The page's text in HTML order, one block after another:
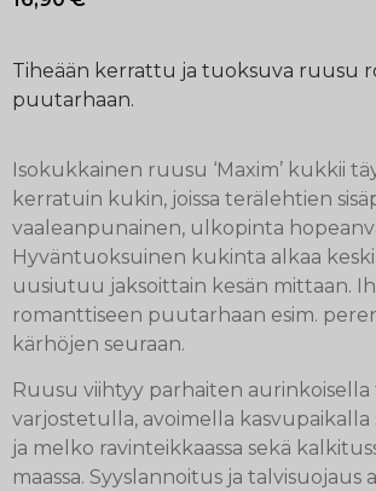
Tiheään kerrattu ja tuoksuva ruusu
puutarhaan.
Isokukkainen ruusu ‘Maxim’ kukkii
kerratuin kukin, joissa terälehtien
vaaleanpunainen, ulkopinta
Hyväntuoksuinen kukinta alkaa
uusiutuu jaksoittain kesän mittaan.
romanttiseen puutarhaan esim.
kärhöjen seuraan.
Ruusu viihtyy parhaiten aurinkoisella
varjostetulla, avoimella kasvupaikalla
ja melko ravinteikkaassa sekä
maassa. Syyslannoitus ja talvisuojaus